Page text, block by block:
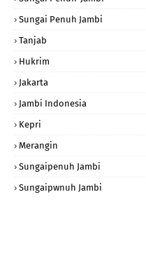
Sungai Penuh Jambi
Tanjab
Hukrim
Jakarta
Jambi Indonesia
Kepri
Merangin
Sungaipenuh Jambi
Sungaipwnuh Jambi